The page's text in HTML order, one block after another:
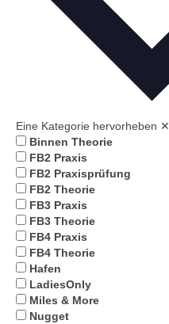
Eine Kategorie hervorheben ✕
Binnen Theorie
FB2 Praxis
FB2 Praxisprüfung
FB2 Theorie
FB3 Praxis
FB3 Theorie
FB4 Praxis
FB4 Theorie
Hafen
LadiesOnly
Miles & More
Nugget